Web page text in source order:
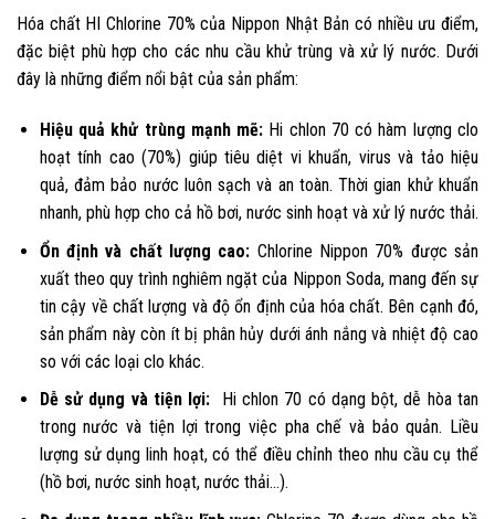
Hóa chất HI Chlorine 70% của Nippon Nhật Bản có nhiều ưu điểm,
đặc biệt phù hợp cho các nhu cầu khử trùng và xử lý nước. Dưới
đây là những điểm nổi bật của sản phẩm:
Hiệu quả khử trùng mạnh mẽ: Hi chlon 70 có hàm lượng clo
hoạt tính cao (70%) giúp tiêu diệt vi khuẩn, virus và tảo hiệu
quả, đảm bảo nước luôn sạch và an toàn. Thời gian khử khuẩn
nhanh, phù hợp cho cả hồ bơi, nước sinh hoạt và xử lý nước thải.
Ổn định và chất lượng cao: Chlorine Nippon 70% được sản
xuất theo quy trình nghiêm ngặt của Nippon Soda, mang đến sự
tin cậy về chất lượng và độ ổn định của hóa chất. Bên cạnh đó,
sản phẩm này còn ít bị phân hủy dưới ánh nắng và nhiệt độ cao
so với các loại clo khác.
Dễ sử dụng và tiện lợi: Hi chlon 70 có dạng bột, dễ hòa tan
trong nước và tiện lợi trong việc pha chế và bảo quản. Liều
lượng sử dụng linh hoạt, có thể điều chỉnh theo nhu cầu cụ thể
(hồ bơi, nước sinh hoạt, nước thải…).